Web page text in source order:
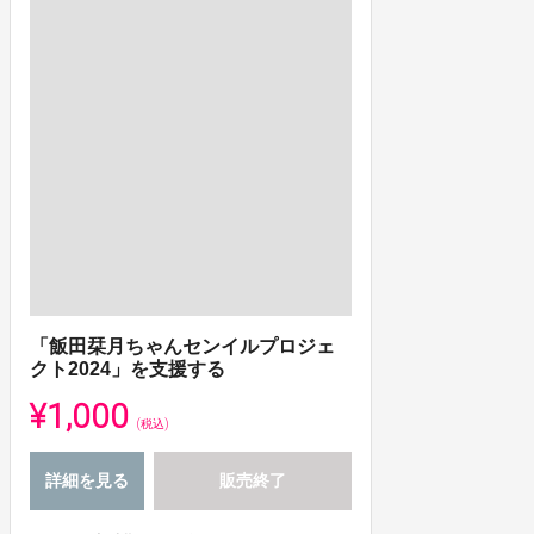
「飯田栞月ちゃんセンイルプロジェ
クト2024」を支援する
¥1,000 (税込)
詳細を見る 販売終了